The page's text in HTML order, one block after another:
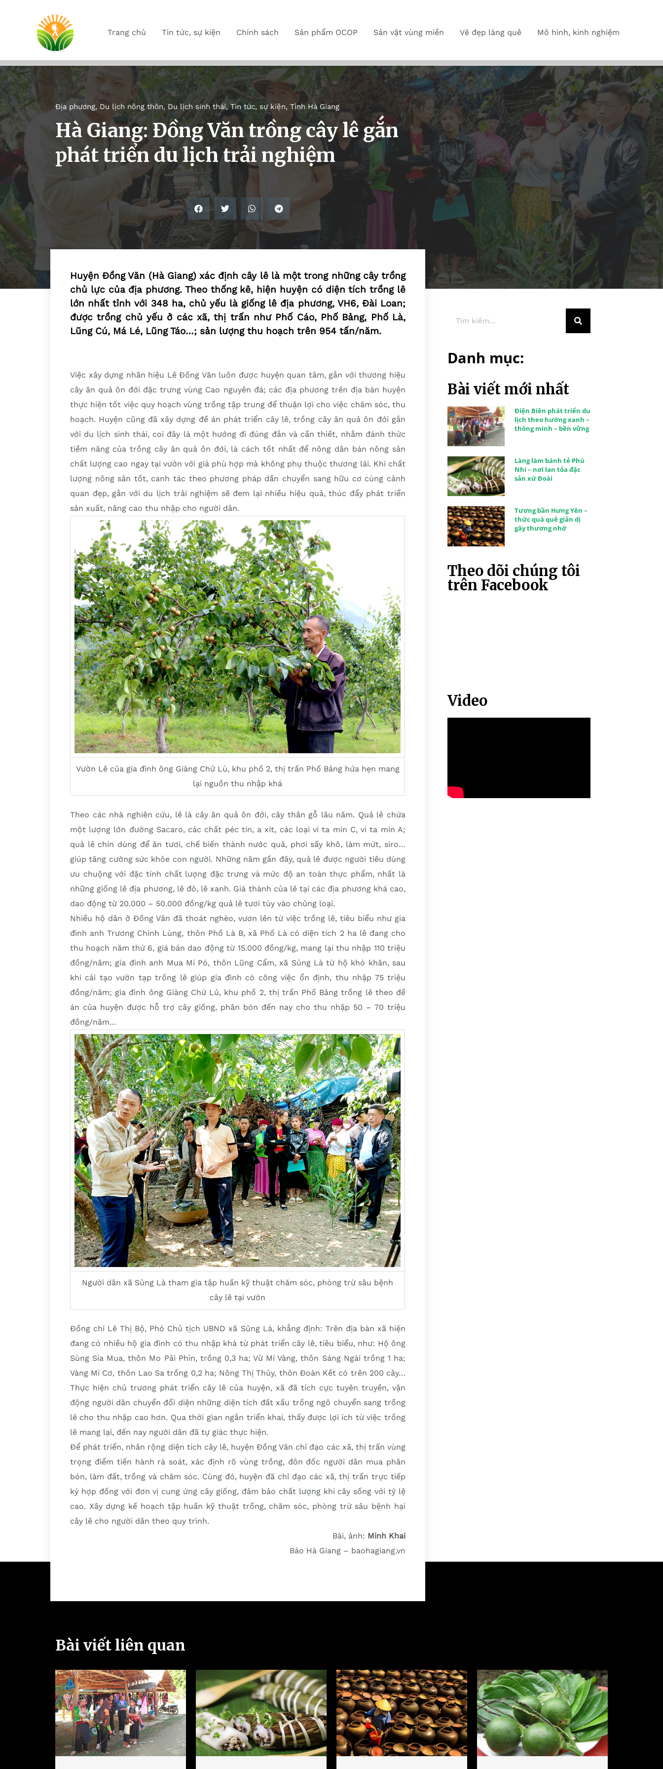
Trang chủ Tin tức, sự kiện Chính sách Sản phẩm OCOP Sản vật vùng miền Vẻ đẹp làng quê Mô hình, kinh nghiệm
Địa phương, Du lịch nông thôn,Du lịch sinh thái,Tin tức, sự kiện, Tỉnh Hà Giang
Hà Giang: Đồng Văn trồng cây lê gắn
phát triển du lịch trải nghiệm
Huyện Đồng Văn (Hà Giang) xác định cây lê là một trong những cây trồng
chủ lực của địa phương. Theo thống kê, hiện huyện có diện tích trồng lê
lớn nhất tỉnh với 348 ha, chủ yếu là giống lê địa phương, VH6, Đài Loan;
được trồng chủ yếu ở các xã, thị trấn như Phố Cáo, Phố Bảng, Phố Là,
Lũng Cú, Má Lé, Lũng Táo…; sản lượng thu hoạch trên 954 tấn/năm.
Việc xây dựng nhãn hiệu Lê Đồng Văn luôn được huyện quan tâm, gắn với thương hiệu
cây ăn quả ôn đới đặc trưng vùng Cao nguyên đá; các địa phương trên địa bàn huyện
thực hiện tốt việc quy hoạch vùng trồng tập trung để thuận lợi cho việc chăm sóc, thu
hoạch. Huyện cũng đã xây dựng đề án phát triển cây lê, trồng cây ăn quả ôn đới gắn
với du lịch sinh thái, coi đây là một hướng đi đúng đắn và cần thiết, nhằm đánh thức
tiềm năng của trồng cây ăn quả ôn đới, là cách tốt nhất để nông dân bán nông sản
chất lượng cao ngay tại vườn với giá phù hợp mà không phụ thuộc thương lái. Khi chất
lượng nông sản tốt, canh tác theo phương pháp dần chuyển sang hữu cơ cùng cảnh
quan đẹp, gắn với du lịch trải nghiệm sẽ đem lại nhiều hiệu quả, thúc đẩy phát triển
sản xuất, nâng cao thu nhập cho người dân.
Vườn Lê của gia đình ông Giàng Chử Lù, khu phố 2, thị trấn Phố Bảng hứa hẹn mang
lại nguồn thu nhập khá
Theo các nhà nghiên cứu, lê là cây ăn quả ôn đới, cây thân gỗ lâu năm. Quả lê chứa
một lượng lớn đường Sacaro, các chất péc tin, a xít, các loại vi ta min C, vi ta min A;
quả lê chín dùng để ăn tươi, chế biến thành nước quả, phơi sấy khô, làm mứt, siro…
giúp tăng cường sức khỏe con người. Những năm gần đây, quả lê được người tiêu dùng
ưu chuộng với đặc tính chất lượng đặc trưng và mức độ an toàn thực phẩm, nhất là
những giống lê địa phương, lê đỏ, lê xanh. Giá thành của lê tại các địa phương khá cao,
dao động từ 20.000 – 50.000 đồng/kg quả lê tươi tùy vào chủng loại.
Nhiều hộ dân ở Đồng Văn đã thoát nghèo, vươn lên từ việc trồng lê, tiêu biểu như gia
đình anh Trương Chính Lùng, thôn Phố Là B, xã Phố Là có diện tích 2 ha lê đang cho
thu hoạch năm thứ 6, giá bán dao động từ 15.000 đồng/kg, mang lại thu nhập 110 triệu
đồng/năm; gia đình anh Mua Mí Pó, thôn Lũng Cẩm, xã Sủng Là từ hộ khó khăn, sau
khi cải tạo vườn tạp trồng lê giúp gia đình có công việc ổn định, thu nhập 75 triệu
đồng/năm; gia đình ông Giàng Chừ Lủ, khu phố 2, thị trấn Phố Bảng trồng lê theo đề
án của huyện được hỗ trợ cây giống, phân bón đến nay cho thu nhập 50 – 70 triệu
đồng/năm…
Người dân xã Sủng Là tham gia tập huấn kỹ thuật chăm sóc, phòng trừ sâu bệnh
cây lê tại vườn
Đồng chí Lê Thị Bộ, Phó Chủ tịch UBND xã Sủng Là, khẳng định: Trên địa bàn xã hiện
đang có nhiều hộ gia đình có thu nhập khá từ phát triển cây lê, tiêu biểu, như: Hộ ông
Sùng Sía Mua, thôn Mo Pải Phìn, trồng 0,3 ha; Vừ Mí Vàng, thôn Sáng Ngài trồng 1 ha;
Vàng Mí Cơ, thôn Lao Sa trồng 0,2 ha; Nông Thị Thủy, thôn Đoàn Kết có trên 200 cây…
Thực hiện chủ trương phát triển cây lê của huyện, xã đã tích cực tuyên truyền, vận
động người dân chuyển đổi diện những diện tích đất xấu trồng ngô chuyển sang trồng
lê cho thu nhập cao hơn. Qua thời gian ngắn triển khai, thấy được lợi ích từ việc trồng
lê mang lại, đến nay người dân đã tự giác thực hiện.
Để phát triển, nhân rộng diện tích cây lê, huyện Đồng Văn chỉ đạo các xã, thị trấn vùng
trọng điểm tiến hành rà soát, xác định rõ vùng trồng, đôn đốc người dân mua phân
bón, làm đất, trồng và chăm sóc. Cùng đó, huyện đã chỉ đạo các xã, thị trấn trực tiếp
ký hợp đồng với đơn vị cung ứng cây giống, đảm bảo chất lượng khi cây sống với tỷ lệ
cao. Xây dựng kế hoạch tập huấn kỹ thuật trồng, chăm sóc, phòng trừ sâu bệnh hại
cây lê cho người dân theo quy trình.
Bài, ảnh: Minh Khai
Báo Hà Giang – baohagiang.vn
Danh mục:
Bài viết mới nhất
Điện Biên phát triển du
lịch theo hướng xanh –
thông minh – bền vững
Làng làm bánh tẻ Phú
Nhi – nơi lan tỏa đặc
sản xứ Đoài
Tương bần Hưng Yên –
thức quà quê giản dị
gây thương nhớ
Theo dõi chúng tôi
trên Facebook
Video
Bài viết liên quan